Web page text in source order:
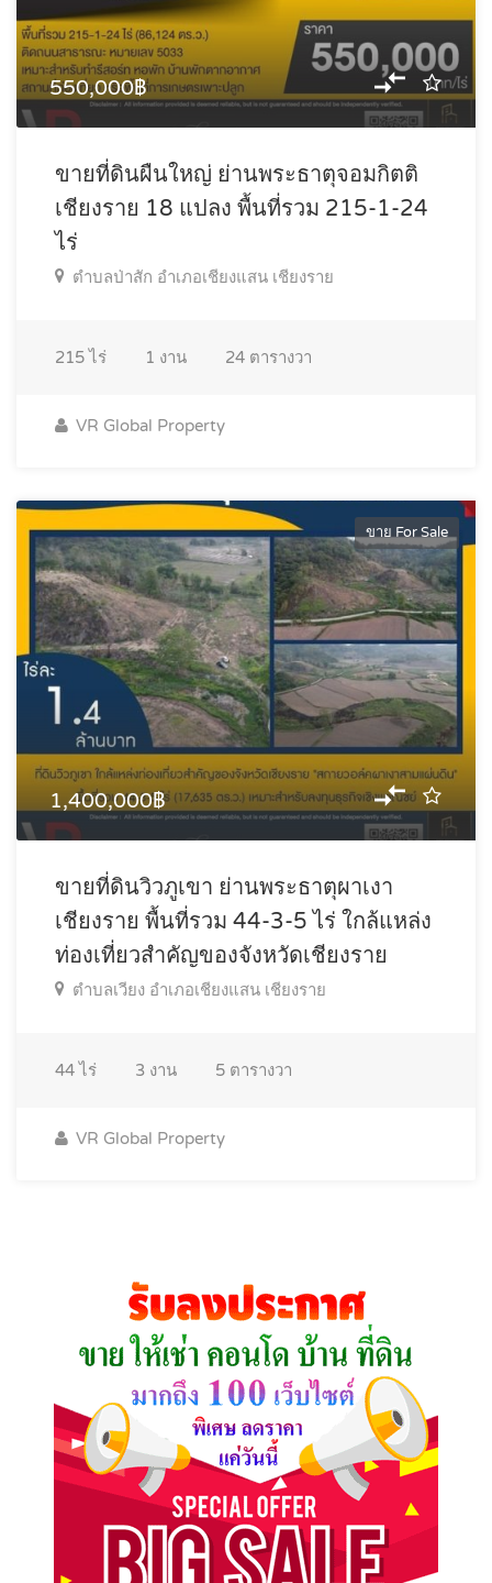
550,000฿
ขายที่ดินผืนใหญ่ ย่านพระธาตุจอมกิตติ
เชียงราย 18 แปลง พื้นที่รวม 215-1-24
ไร่
ตำบลป่าสัก อำเภอเชียงแสน เชียงราย
215 ไร่ 1 งาน 24 ตารางวา
VR Global Property
ขาย For Sale
1,400,000฿
ขายที่ดินวิวภูเขา ย่านพระธาตุผาเงา
เชียงราย พื้นที่รวม 44-3-5 ไร่ ใกล้แหล่ง
ท่องเที่ยวสำคัญของจังหวัดเชียงราย
ตำบลเวียง อำเภอเชียงแสน เชียงราย
44 ไร่ 3 งาน 5 ตารางวา
VR Global Property